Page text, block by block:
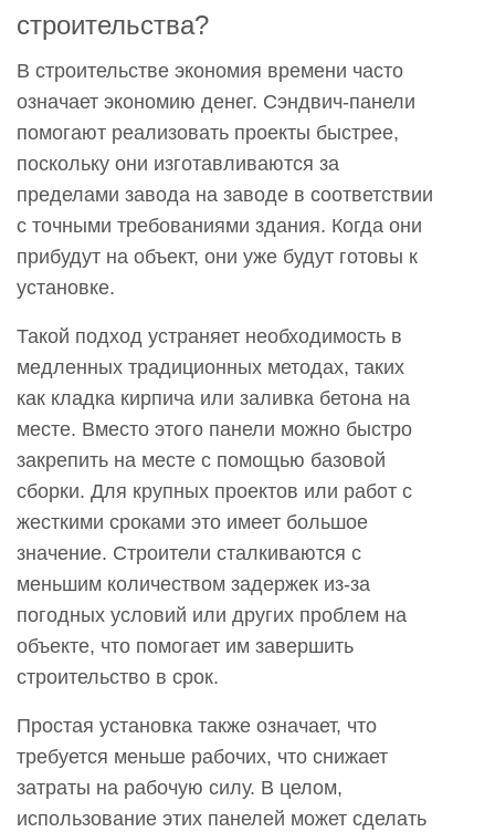
строительства?
В строительстве экономия времени часто
означает экономию денег. Сэндвич-панели
помогают реализовать проекты быстрее,
поскольку они изготавливаются за
пределами завода на заводе в соответствии
с точными требованиями здания. Когда они
прибудут на объект, они уже будут готовы к
установке.
Такой подход устраняет необходимость в
медленных традиционных методах, таких
как кладка кирпича или заливка бетона на
месте. Вместо этого панели можно быстро
закрепить на месте с помощью базовой
сборки. Для крупных проектов или работ с
жесткими сроками это имеет большое
значение. Строители сталкиваются с
меньшим количеством задержек из-за
погодных условий или других проблем на
объекте, что помогает им завершить
строительство в срок.
Простая установка также означает, что
требуется меньше рабочих, что снижает
затраты на рабочую силу. В целом,
использование этих панелей может сделать